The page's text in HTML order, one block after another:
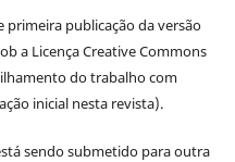
publicação da versão
a Licença Creative Commons
do trabalho com
inicial nesta revista).
sendo submetido para outra